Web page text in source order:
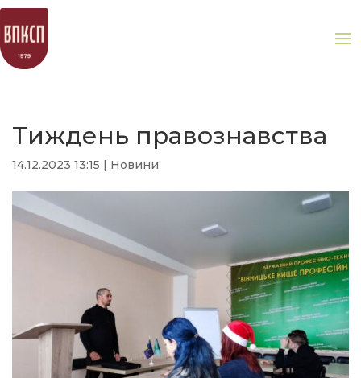
Тиждень правознавства
14.12.2023 13:15 Новини